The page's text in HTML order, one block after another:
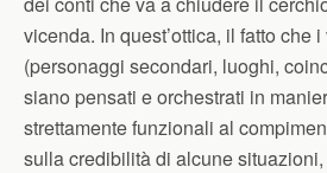
vicenda. In quest’ottica, il fatto che
(personaggi secondari, luoghi,
siano pensati e orchestrati in
strettamente funzionali al
sulla credibilità di alcune situazioni,